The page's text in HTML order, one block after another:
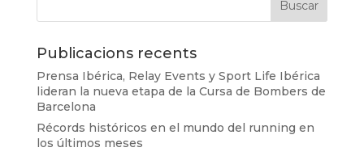
Publicacions recents
Prensa Ibérica, Relay Events y Sport Life Ibérica
lideran la nueva etapa de la Cursa de Bombers de
Barcelona
Récords históricos en el mundo del running en
los últimos meses